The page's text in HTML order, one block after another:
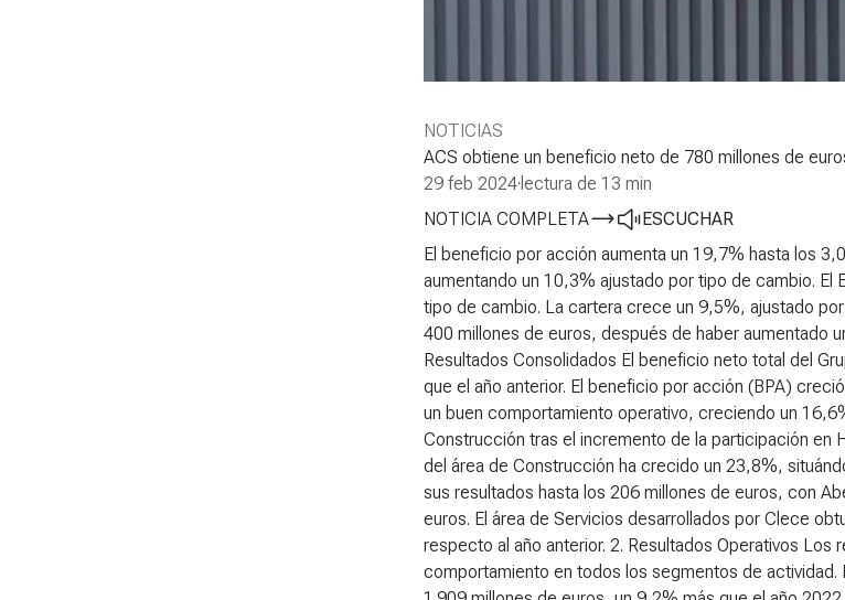
NOTICIAS
ACS obtiene un beneficio neto de 780 millones de
29 feb 2024· lectura de 13 min
NOTICIA COMPLETA
ESCUCHAR
El beneficio por acción aumenta un 19,7% hasta los
aumentando un 10,3% ajustado por tipo de cambio. El
tipo de cambio. La cartera crece un 9,5%, ajustado
400 millones de euros, después de haber aumentado
Resultados Consolidados El beneficio neto total del
que el año anterior. El beneficio por acción (BPA)
un buen comportamiento operativo, creciendo un
Construcción tras el incremento de la participación en
del área de Construcción ha crecido un 23,8%,
sus resultados hasta los 206 millones de euros, con
euros. El área de Servicios desarrollados por Clece
respecto al año anterior. 2. Resultados Operativos
comportamiento en todos los segmentos de